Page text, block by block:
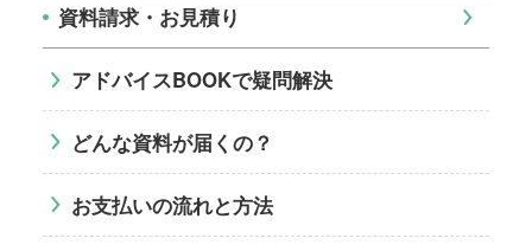
資料請求・お見積り
アドバイスBOOKで疑問解決
どんな資料が届くの？
お支払いの流れと方法